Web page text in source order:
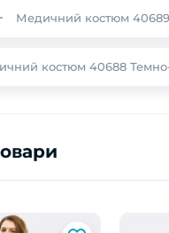
Медичний костюм
костюм 40688